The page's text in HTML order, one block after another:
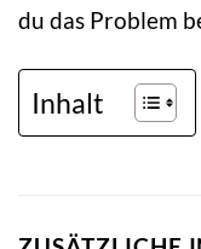
du das Problem
Inhalt